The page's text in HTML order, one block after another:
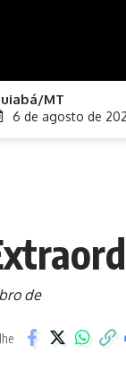
MT
6 de agosto de
de